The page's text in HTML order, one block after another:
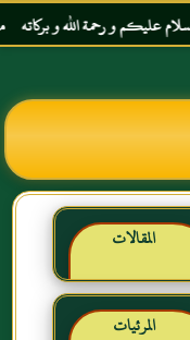
عليكم و رحمة الله و بركاته
المقالات
المرئيات